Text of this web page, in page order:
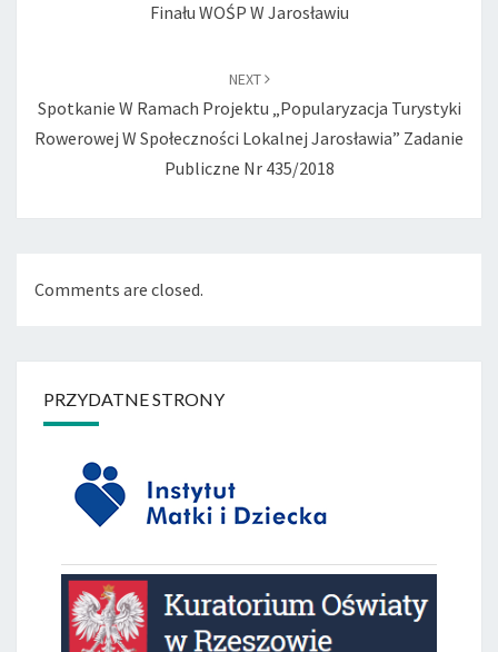
Finału WOŚP W Jarosławiu
NEXT
Spotkanie W Ramach Projektu „Popularyzacja Turystyki
Rowerowej W Społeczności Lokalnej Jarosławia” Zadanie
Publiczne Nr 435/2018
Comments are closed.
PRZYDATNE STRONY